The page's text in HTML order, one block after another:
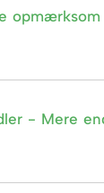
opmærksom
- Mere